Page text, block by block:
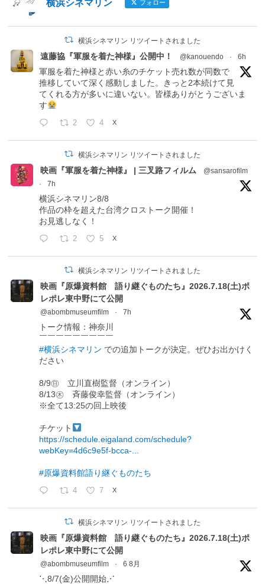
横浜シネマリン フォロー
横浜シネマリン リツイートされました
遠藤協『軍服を着た神様』公開中！ @kanouendo · 6h
軍服を着た神様と赤い糸のチケット売れ数が同数で
推移していて深く感動しました。きっと2本続けて見
てくれる方が多いに違いない。皆様ありがとうございま
す
2 4 X
横浜シネマリン リツイートされました
映画『軍服を着た神様』 | 三叉路フィルム
@sansarofilm
·
7h
横浜シネマリン8/8
作品の枠を超えた台湾クロストーク開催！
お見逃しなく！
2 5 X
横浜シネマリン リツイートされました
映画『原爆資料館 語り継ぐものたち』2026.7.18(土)ポ
レポレ東中野にて公開
@abombmuseumfilm · 7h
トーク情報：神奈川
￣￣￣￣￣￣￣￣￣
#横浜シネマリン での追加トークが決定。ぜひお出かけく
ださい
8/9㊐ 立川直樹監督（オンライン）
8/13㊍ 斉藤俊幸監督（オンライン）
※全て13:25の回上映後
チケット
https://schedule.eigaland.com/schedule?
webKey=4d6c9e5f-bcca-...
#原爆資料館語り継ぐものたち
4 7 X
横浜シネマリン リツイートされました
映画『原爆資料館 語り継ぐものたち』2026.7.18(土)ポ
レポレ東中野にて公開
@abombmuseumfilm · 6 8月
⋱8/7(金)公開開始⋰